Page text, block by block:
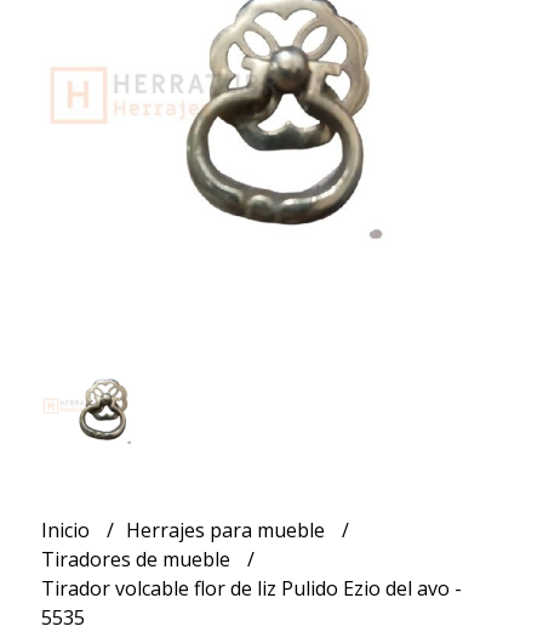
Inicio
Herrajes para mueble
Tiradores de mueble
Tirador volcable flor de liz Pulido Ezio del avo -
5535